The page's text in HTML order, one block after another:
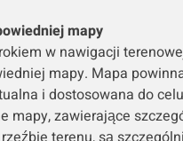
mapy
w nawigacji
mapy. Mapa
i dostosowana do
mapy, zawierające